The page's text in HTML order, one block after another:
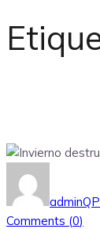
adminQP
Comments (0)